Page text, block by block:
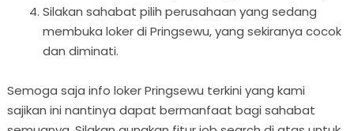
Silakan sahabat pilih perusahaan yang sedang
membuka loker di Pringsewu, yang sekiranya cocok
dan diminati.
Semoga saja info loker Pringsewu terkini yang kami
sajikan ini nantinya dapat bermanfaat bagi sahabat